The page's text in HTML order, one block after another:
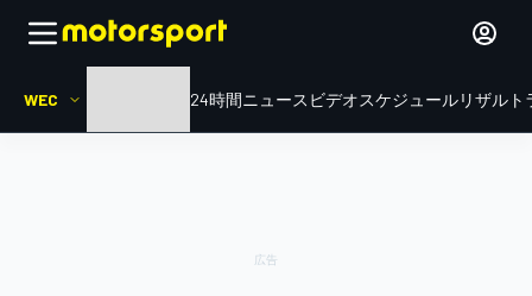
WEC ル・マン24時間ニュース ビデオスケジュールリザルト